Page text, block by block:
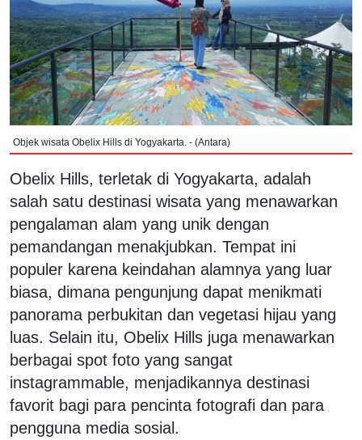
Objek wisata Obelix Hills di Yogyakarta. - (Antara)
Obelix Hills, terletak di Yogyakarta, adalah
salah satu destinasi wisata yang menawarkan
pengalaman alam yang unik dengan
pemandangan menakjubkan. Tempat ini
populer karena keindahan alamnya yang luar
biasa, dimana pengunjung dapat menikmati
panorama perbukitan dan vegetasi hijau yang
luas. Selain itu, Obelix Hills juga menawarkan
berbagai spot foto yang sangat
instagrammable, menjadikannya destinasi
favorit bagi para pencinta fotografi dan para
pengguna media sosial.